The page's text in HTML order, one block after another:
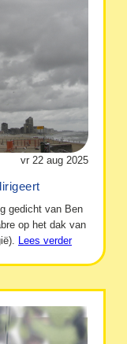
vr 22 aug 2025
gedicht van Ben
op het dak van
Lees verder